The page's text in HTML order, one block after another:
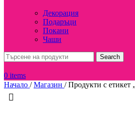
Декорация
Подаръци
Покани
Чаши
Search
0 items
Начало / Магазин / Продукти с етикет